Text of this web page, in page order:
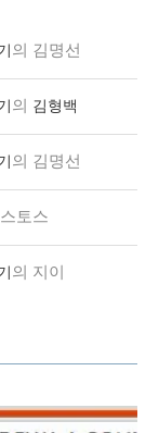
의 김명선
의 김형백
의 김명선
토스
의 지이